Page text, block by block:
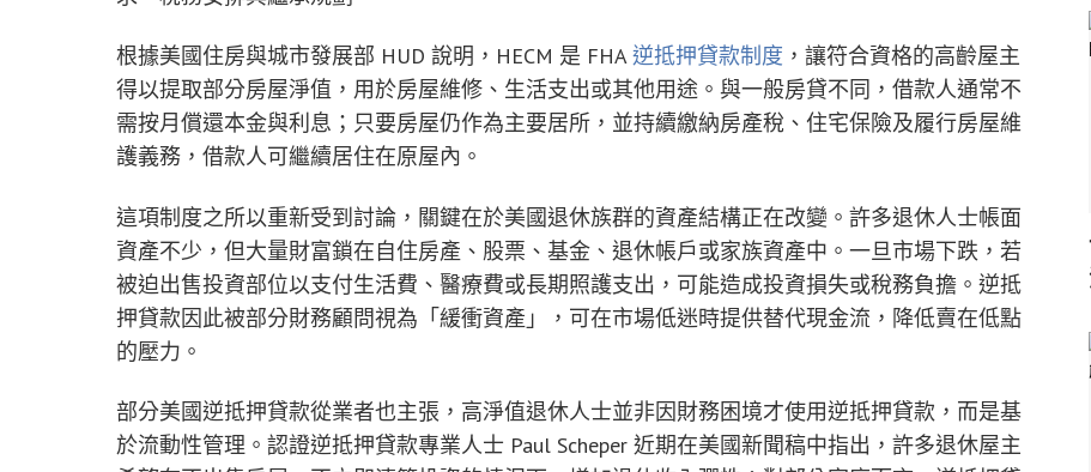
根據美國住房與城市發展部 HUD 說明，HECM 是 FHA逆抵押貸款制度 ，讓符合資格的高齡屋主
得以提取部分房屋淨值，用於房屋維修、生活支出或其他用途。與一般房貸不同，借款人通常不
需按月償還本金與利息；只要房屋仍作為主要居所，並持續繳納房產稅、住宅保險及履行房屋維
護義務，借款人可繼續居住在原屋內。
這項制度之所以重新受到討論，關鍵在於美國退休族群的資產結構正在改變。許多退休人士帳面
資產不少，但大量財富鎖在自住房產、股票、基金、退休帳戶或家族資產中。一旦市場下跌，若
被迫出售投資部位以支付生活費、醫療費或長期照護支出，可能造成投資損失或稅務負擔。逆抵
押貸款因此被部分財務顧問視為「緩衝資產」，可在市場低迷時提供替代現金流，降低賣在低點
的壓力。
部分美國逆抵押貸款從業者也主張，高淨值退休人士並非因財務困境才使用逆抵押貸款，而是基
於流動性管理。認證逆抵押貸款專業人士 Paul Scheper 近期在美國新聞稿中指出，許多退休屋主